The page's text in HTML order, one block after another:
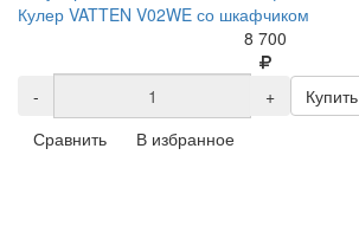
Кулер VATTEN V02WE со шкафчиком
8 700
- +
Купить
Сравнить
В избранное